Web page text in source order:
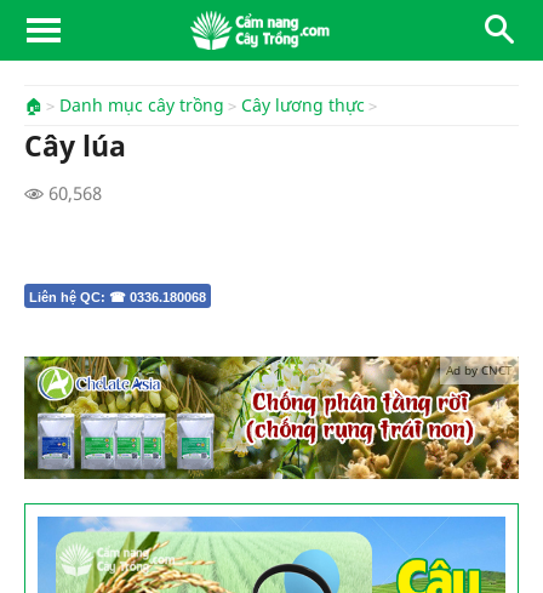
🏠 Danh mục cây trồng Cây lương thực
Cây lúa
60,568
Liên hệ QC: ☎ 0336.180068
Ad by CNCT